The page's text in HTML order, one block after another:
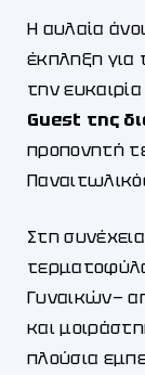
Η αυλαία
έκπληξη για
την
Guest της
προπονητή
Στη
Γυναικών—
και
πλούσια